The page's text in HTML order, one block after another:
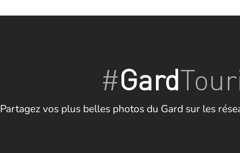
#Gard
Partagez vos plus belles photos du Gard sur les